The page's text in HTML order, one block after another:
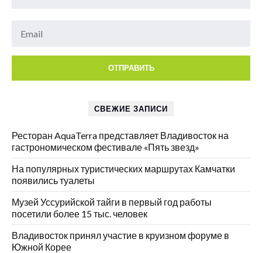
СВЕЖИЕ ЗАПИСИ
Ресторан AquaTerra представляет Владивосток на
гастрономическом фестивале «Пять звезд»
На популярных туристических маршрутах Камчатки
появились туалеты
Музей Уссурийской тайги в первый год работы
посетили более 15 тыс. человек
Владивосток принял участие в круизном форуме в
Южной Корее